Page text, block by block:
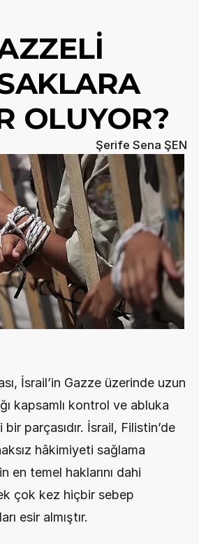
OLUYOR?
Şerife Sena ŞEN
İsrail’in Gazze üzerinde uzun
kapsamlı kontrol ve abluka
bir parçasıdır. İsrail, Filistin’de
hâkimiyeti sağlama
en temel haklarını dahi
çok kez hiçbir sebep
esir almıştır.